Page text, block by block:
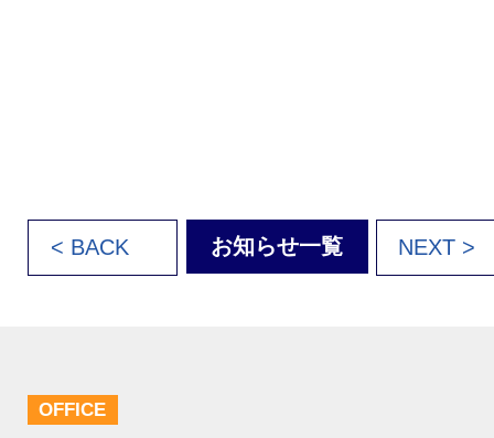
< BACK お知らせ一覧 NEXT >
OFFICE